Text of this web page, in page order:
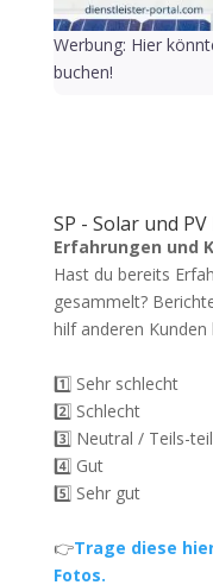
Werbung: Hier
buchen!
SP - Solar und
Erfahrungen und
Hast du bereits
gesammelt?
hilf anderen
1️⃣ Sehr schlecht
2️⃣ Schlecht
3️⃣ Neutral / Teils-
4️⃣ Gut
5️⃣ Sehr gut
👉Trage diese
Fotos.